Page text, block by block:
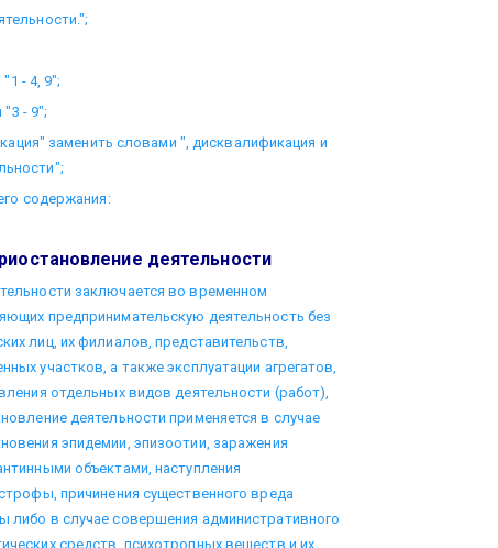
- 4, 9";
- 9";
заменить словами ", дисквалификация и
содержания:
деятельности
заключается во временном
предпринимательскую деятельность без
лиц, их филиалов, представительств,
участков, а также эксплуатации агрегатов,
отдельных видов деятельности (работ),
деятельности применяется в случае
эпидемии, эпизоотии, заражения
объектами, наступления
причинения существенного вреда
в случае совершения административного
средств, психотропных веществ и их